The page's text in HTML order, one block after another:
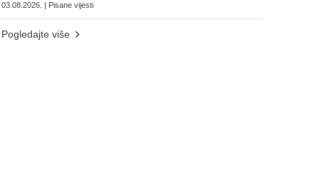
03.08.2026. | Pisane vijesti
Pogledajte više